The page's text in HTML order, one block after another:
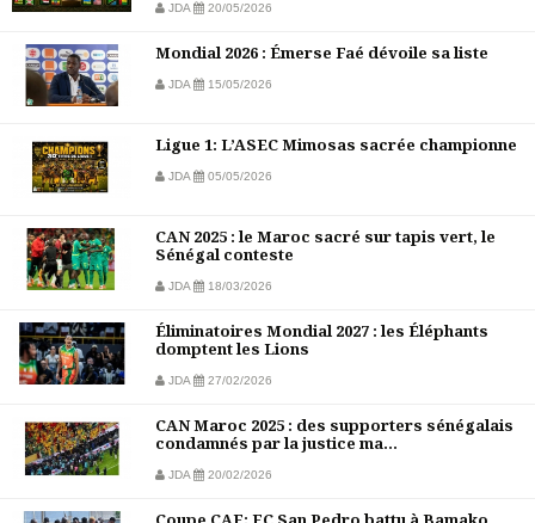
JDA 20/05/2026
Mondial 2026 : Émerse Faé dévoile sa liste
JDA 15/05/2026
Ligue 1: L’ASEC Mimosas sacrée championne
JDA 05/05/2026
CAN 2025 : le Maroc sacré sur tapis vert, le
Sénégal conteste
JDA 18/03/2026
Éliminatoires Mondial 2027 : les Éléphants
domptent les Lions
JDA 27/02/2026
CAN Maroc 2025 : des supporters sénégalais
condamnés par la justice ma...
JDA 20/02/2026